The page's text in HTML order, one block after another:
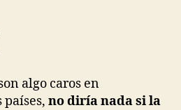
algo caros en
países, no diría nada si la